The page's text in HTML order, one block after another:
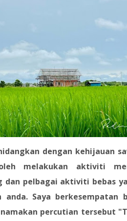
dengan kehijauan
melakukan aktiviti
dan pelbagai aktiviti bebas
Saya berkesempatan
percutian tersebut